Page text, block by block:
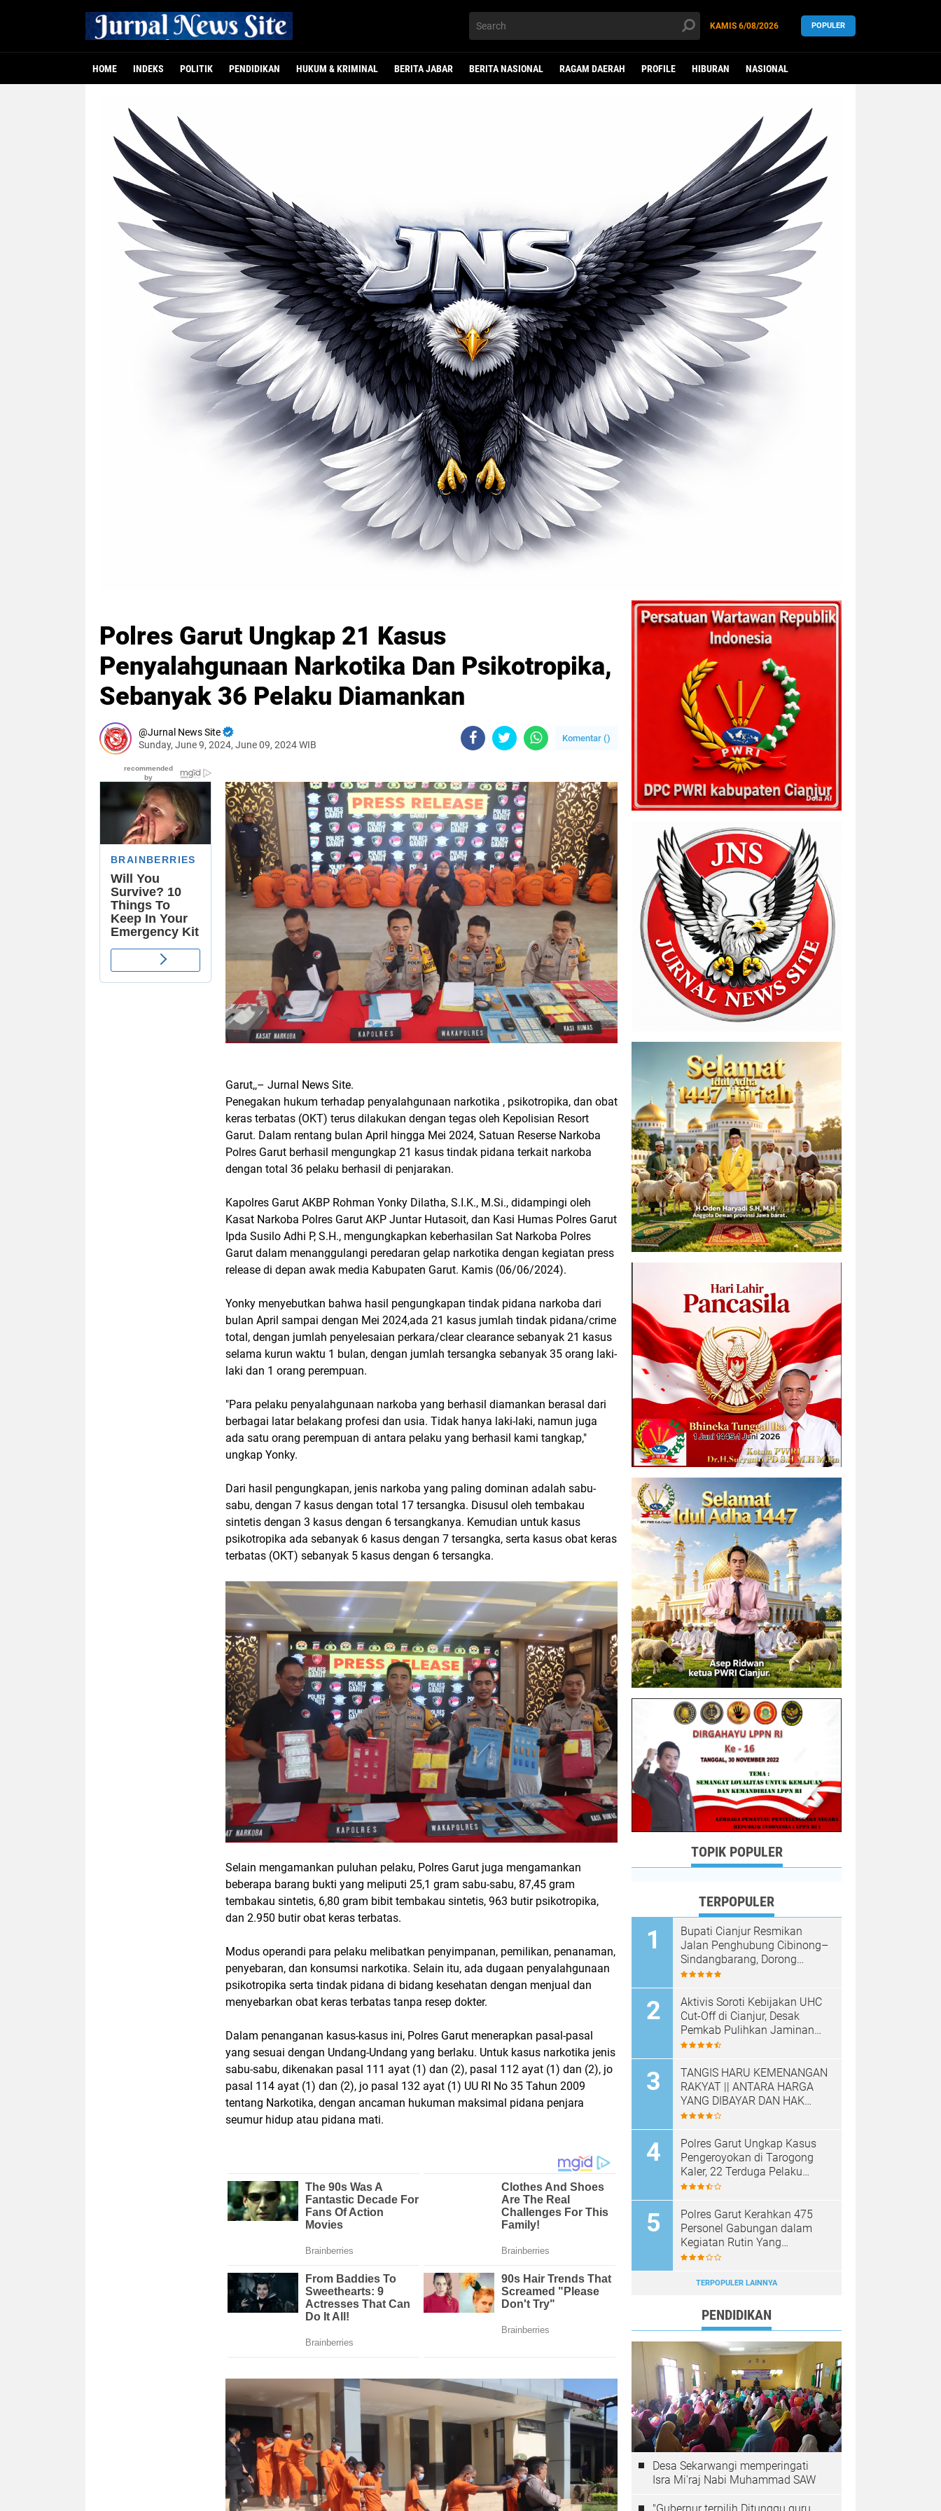
KAMIS 6/08/2026 POPULER
HOME INDEKS POLITIK PENDIDIKAN HUKUM & KRIMINAL BERITA JABAR BERITA NASIONAL RAGAM DAERAH PROFILE HIBURAN NASIONAL
Polres Garut Ungkap 21 Kasus
Penyalahgunaan Narkotika Dan Psikotropika,
Sebanyak 36 Pelaku Diamankan
Jurnal News Site
Sunday, June 9, 2024, June 09, 2024 WIB
Komentar ()
Garut,,– Jurnal News Site.
Penegakan hukum terhadap penyalahgunaan narkotika , psikotropika, dan obat
keras terbatas (OKT) terus dilakukan dengan tegas oleh Kepolisian Resort
Garut. Dalam rentang bulan April hingga Mei 2024, Satuan Reserse Narkoba
Polres Garut berhasil mengungkap 21 kasus tindak pidana terkait narkoba
dengan total 36 pelaku berhasil di penjarakan.
Kapolres Garut AKBP Rohman Yonky Dilatha, S.I.K., M.Si., didampingi oleh
Kasat Narkoba Polres Garut AKP Juntar Hutasoit, dan Kasi Humas Polres Garut
Ipda Susilo Adhi P, S.H., mengungkapkan keberhasilan Sat Narkoba Polres
Garut dalam menanggulangi peredaran gelap narkotika dengan kegiatan press
release di depan awak media Kabupaten Garut. Kamis (06/06/2024).
Yonky menyebutkan bahwa hasil pengungkapan tindak pidana narkoba dari
bulan April sampai dengan Mei 2024,ada 21 kasus jumlah tindak pidana/crime
total, dengan jumlah penyelesaian perkara/clear clearance sebanyak 21 kasus
selama kurun waktu 1 bulan, dengan jumlah tersangka sebanyak 35 orang laki-
laki dan 1 orang perempuan.
"Para pelaku penyalahgunaan narkoba yang berhasil diamankan berasal dari
berbagai latar belakang profesi dan usia. Tidak hanya laki-laki, namun juga
ada satu orang perempuan di antara pelaku yang berhasil kami tangkap,"
ungkap Yonky.
Dari hasil pengungkapan, jenis narkoba yang paling dominan adalah sabu-
sabu, dengan 7 kasus dengan total 17 tersangka. Disusul oleh tembakau
sintetis dengan 3 kasus dengan 6 tersangkanya. Kemudian untuk kasus
psikotropika ada sebanyak 6 kasus dengan 7 tersangka, serta kasus obat keras
terbatas (OKT) sebanyak 5 kasus dengan 6 tersangka.
Selain mengamankan puluhan pelaku, Polres Garut juga mengamankan
beberapa barang bukti yang meliputi 25,1 gram sabu-sabu, 87,45 gram
tembakau sintetis, 6,80 gram bibit tembakau sintetis, 963 butir psikotropika,
dan 2.950 butir obat keras terbatas.
Modus operandi para pelaku melibatkan penyimpanan, pemilikan, penanaman,
penyebaran, dan konsumsi narkotika. Selain itu, ada dugaan penyalahgunaan
psikotropika serta tindak pidana di bidang kesehatan dengan menjual dan
menyebarkan obat keras terbatas tanpa resep dokter.
Dalam penanganan kasus-kasus ini, Polres Garut menerapkan pasal-pasal
yang sesuai dengan Undang-Undang yang berlaku. Untuk kasus narkotika jenis
sabu-sabu, dikenakan pasal 111 ayat (1) dan (2), pasal 112 ayat (1) dan (2), jo
pasal 114 ayat (1) dan (2), jo pasal 132 ayat (1) UU RI No 35 Tahun 2009
tentang Narkotika, dengan ancaman hukuman maksimal pidana penjara
seumur hidup atau pidana mati.
TOPIK POPULER
TERPOPULER
Bupati Cianjur Resmikan
Jalan Penghubung Cibinong–
Sindangbarang, Dorong
Konektivitas dan
Cianjur Selatan
Aktivis Soroti Kebijakan UHC
Cut-Off di Cianjur, Desak
Pemkab Pulihkan Jaminan
Kesehatan Warga
TANGIS HARU KEMENANGAN
RAKYAT || ANTARA HARGA
YANG DIBAYAR DAN HAK
YANG DIRAMPAS
Polres Garut Ungkap Kasus
Pengeroyokan di Tarogong
Kaler, 22 Terduga Pelaku
Berhasil Diamankan
Polres Garut Kerahkan 475
Personel Gabungan dalam
Kegiatan Rutin Yang
Ditingkatkan, Ciptakan Situasi
Kondusif
TERPOPULER LAINNYA
PENDIDIKAN
Desa Sekarwangi memperingati
Isra Mi'raj Nabi Muhammad SAW